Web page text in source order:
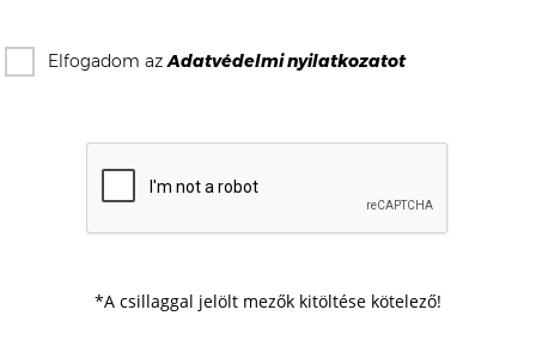
Elfogadom azAdatvédelmi nyilatkozatot
*A csillaggal jelölt mezők kitöltése kötelező!